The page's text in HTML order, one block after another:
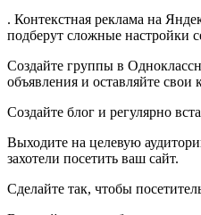
. Контекстная реклама на
подберут сложные настройки
Создайте группы в
объявления и оставляйте
Создайте блог и регулярно
Выходите на целевую
захотели посетить ваш сайт.
Сделайте так, чтобы